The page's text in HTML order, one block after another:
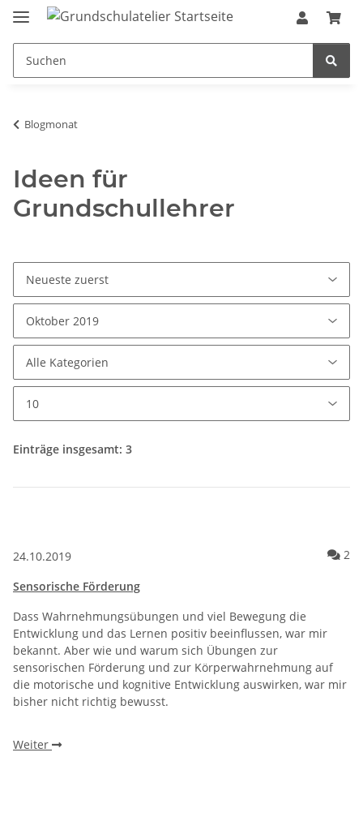
Blogmonat
Ideen für
Grundschullehrer
Einträge insgesamt: 3
24.10.2019 2
Sensorische Förderung
Dass Wahrnehmungsübungen und viel Bewegung die
Entwicklung und das Lernen positiv beeinflussen, war mir
bekannt. Aber wie und warum sich Übungen zur
sensorischen Förderung und zur Körperwahrnehmung auf
die motorische und kognitive Entwicklung auswirken, war mir
bisher nicht richtig bewusst.
Weiter